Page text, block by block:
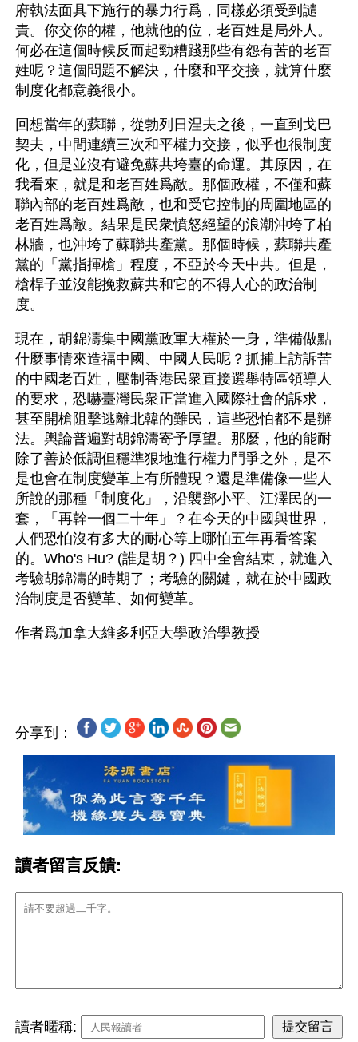
府執法面具下施行的暴力行爲，同樣必須受到譴
責。你交你的權，他就他的位，老百姓是局外人。
何必在這個時候反而起勁糟踐那些有怨有苦的老百
姓呢？這個問題不解決，什麼和平交接，就算什麼
制度化都意義很小。
回想當年的蘇聯，從勃列日涅夫之後，一直到戈巴
契夫，中間連續三次和平權力交接，似乎也很制度
化，但是並沒有避免蘇共垮臺的命運。其原因，在
我看來，就是和老百姓爲敵。那個政權，不僅和蘇
聯內部的老百姓爲敵，也和受它控制的周圍地區的
老百姓爲敵。結果是民衆憤怒絕望的浪潮沖垮了柏
林牆，也沖垮了蘇聯共產黨。那個時候，蘇聯共產
黨的「黨指揮槍」程度，不亞於今天中共。但是，
槍桿子並沒能挽救蘇共和它的不得人心的政治制
度。
現在，胡錦濤集中國黨政軍大權於一身，準備做點
什麼事情來造福中國、中國人民呢？抓捕上訪訴苦
的中國老百姓，壓制香港民衆直接選舉特區領導人
的要求，恐嚇臺灣民衆正當進入國際社會的訴求，
甚至開槍阻擊逃離北韓的難民，這些恐怕都不是辦
法。輿論普遍對胡錦濤寄予厚望。那麼，他的能耐
除了善於低調但穩準狠地進行權力鬥爭之外，是不
是也會在制度變革上有所體現？還是準備像一些人
所說的那種「制度化」，沿襲鄧小平、江澤民的一
套，「再幹一個二十年」？在今天的中國與世界，
人們恐怕沒有多大的耐心等上哪怕五年再看答案
的。Who's Hu? (誰是胡？) 四中全會結束，就進入
考驗胡錦濤的時期了；考驗的關鍵，就在於中國政
治制度是否變革、如何變革。
作者爲加拿大維多利亞大學政治學教授
分享到：
讀者留言反饋:
讀者暱稱: